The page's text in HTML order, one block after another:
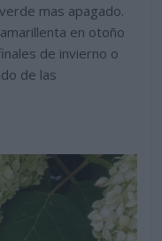
mas apagado.
en otoño
de invierno o
de las